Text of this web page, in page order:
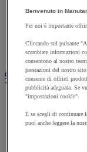
Carrello per
Carrello per
Carrello
Carrello
Carrello a ripiani e
Vedi tutte le categorie
Carrello a
Carrello a
Benvenuto in
Per noi è importante
Cliccando sul pulsante
scambiare informazioni
consentono al nostro
prestazioni del nostro
consente di offrirti
pubblicità adeguata. Se
"impostazioni cookie".
E se scegli di continuare
puoi anche leggere la